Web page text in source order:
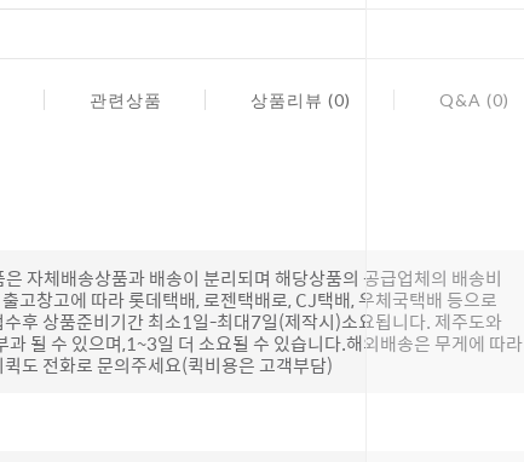
관련상품 상품리뷰 (0) Q&A (0)
자체배송상품과 배송이 분리되며 해당상품의 공급업체의 배송비
고창고에 따라 롯데택배, 로젠택배로, CJ택배, 우체국택배 등으로
후 상품준비기간 최소1일-최대7일(제작시)소요됩니다. 제주도와
될 수 있으며,1~3일 더 소요될 수 있습니다.해외배송은 무게에 따라
도 전화로 문의주세요(퀵비용은 고객부담)